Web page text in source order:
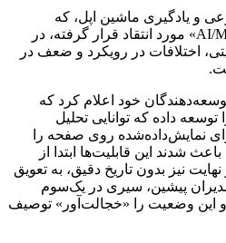
و یادگیری ماشین اپل، که
درون‌سازمانی با عنوان «AI/MLess» مورد انتقاد قرار گرفته، در
اختلافات در رویکرد و ضعف در
خود اعلام کرد که
داده که توانایی تحلیل
نمایش‌داده‌شده روی صفحه را
شدند این قابلیت‌ها ابتدا از
نیز بدون تاریخ دقیق، به تعویق
پیشین، سیری در یک‌سوم
این وضعیت را «خجالت‌آور» توصیف